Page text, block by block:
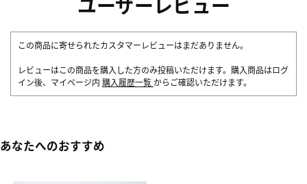
この商品に寄せられたカスタマーレビューはまだありません。
レビューはこの商品を購入した方のみ投稿いただけます。購入商品はログ
イン後、マイページ内 購入履歴一覧 からご確認いただけます。
あなたへのおすすめ